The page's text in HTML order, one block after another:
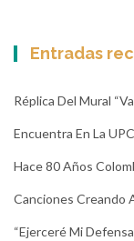
Entradas
Réplica Del Mural
Encuentra En La UPC
Hace 80 Años
Canciones Creando
“Ejerceré Mi